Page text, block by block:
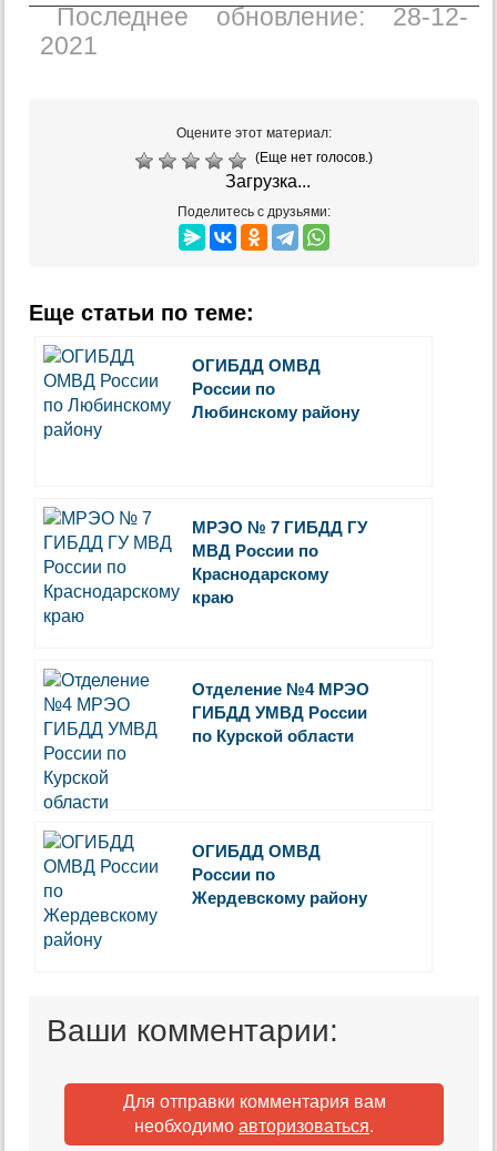
Последнее обновление: 28-12-
2021
Оцените этот материал:
(Еще нет голосов.)
Загрузка...
Поделитесь с друзьями:
Еще статьи по теме:
ОГИБДД ОМВД
России по
Любинскому району
МРЭО № 7 ГИБДД ГУ
МВД России по
Краснодарскому
краю
Отделение №4 МРЭО
ГИБДД УМВД России
по Курской области
ОГИБДД ОМВД
России по
Жердевскому району
Ваши комментарии:
Для отправки комментария вам
необходимо авторизоваться.